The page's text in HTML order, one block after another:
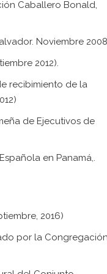
Caballero Bonald,
Noviembre
2012).
recibimiento de la
de Ejecutivos de
en Panamá,.
2016)
por la